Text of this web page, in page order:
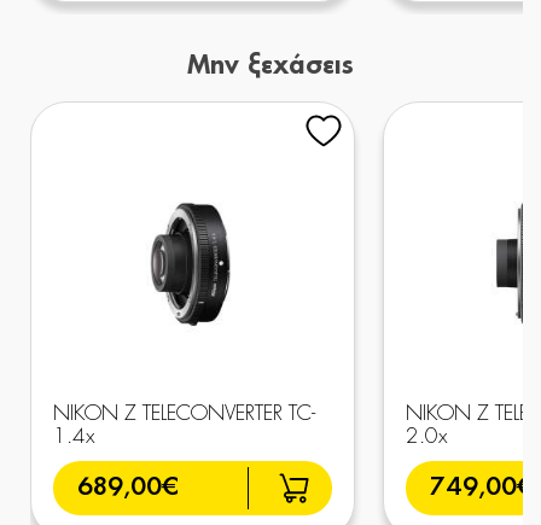
Μην ξεχάσεις
NIKON Z TELECONVERTER TC-
1.4x
689,00€
NIKON Z
2.0x
749,00€